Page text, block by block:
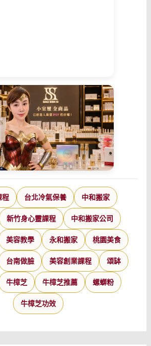
程 台北冷氣保養 中和搬家
新竹身心靈課程 中和搬家公司
美容教學 永和搬家 桃園美食
台南做臉 美容創業課程 頌缽
牛樟芝 牛樟芝推薦 螺螄粉
牛樟芝功效